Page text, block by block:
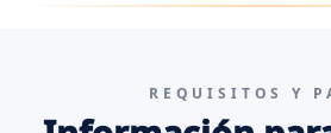
REQUISITOS Y